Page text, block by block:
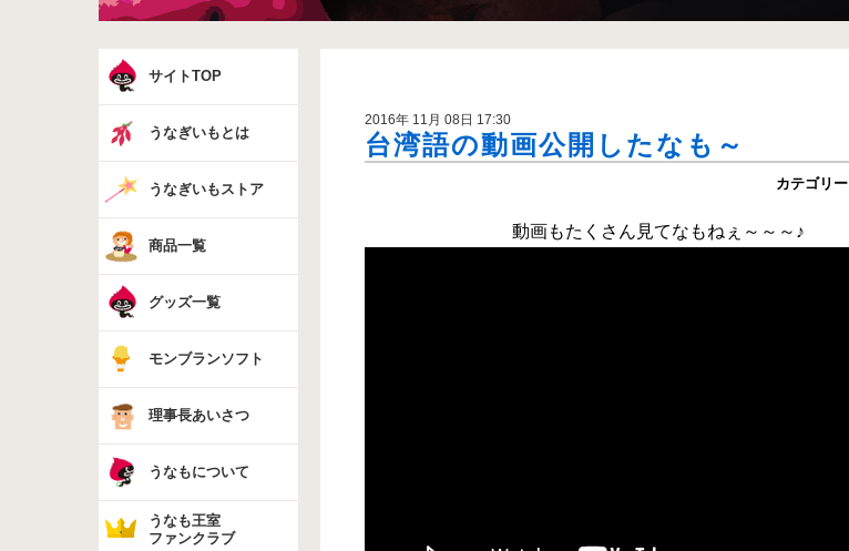
サイトTOP
うなぎいもとは
うなぎいもストア
商品一覧
グッズ一覧
モンブランソフト
理事長あいさつ
うなもについて
うなも王室
ファンクラブ
2016年 11月 08日 17:30
台湾語の動画公開したなも～
カテゴリー
動画もたくさん見てなもねぇ～～～♪